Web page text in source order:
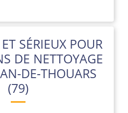
SÉRIEUX POUR
DE NETTOYAGE
DE-THOUARS
(79)